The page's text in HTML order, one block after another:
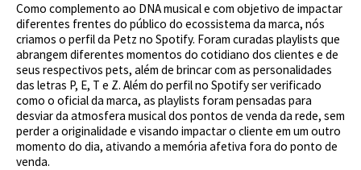
Como complemento ao DNA musical e com objetivo de impactar
diferentes frentes do público do ecossistema da marca, nós
criamos o perfil da Petz no Spotify. Foram curadas playlists que
abrangem diferentes momentos do cotidiano dos clientes e de
seus respectivos pets, além de brincar com as personalidades
das letras P, E, T e Z. Além do perfil no Spotify ser verificado
como o oficial da marca, as playlists foram pensadas para
desviar da atmosfera musical dos pontos de venda da rede, sem
perder a originalidade e visando impactar o cliente em um outro
momento do dia, ativando a memória afetiva fora do ponto de
venda.